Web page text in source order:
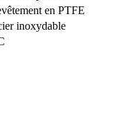
en PTFE
inoxydable